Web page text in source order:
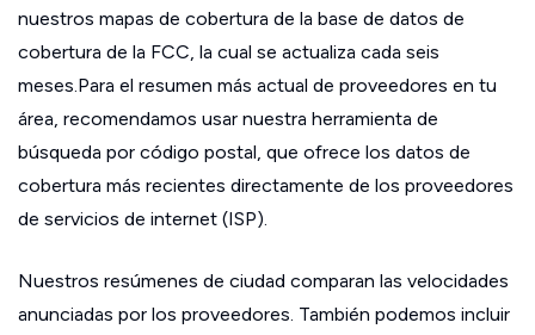
nuestros mapas de cobertura de la base de datos de
cobertura de la FCC, la cual se actualiza cada seis
meses.Para el resumen más actual de proveedores en tu
área, recomendamos usar nuestra herramienta de
búsqueda por código postal, que ofrece los datos de
cobertura más recientes directamente de los proveedores
de servicios de internet (ISP).
Nuestros resúmenes de ciudad comparan las velocidades
anunciadas por los proveedores. También podemos incluir